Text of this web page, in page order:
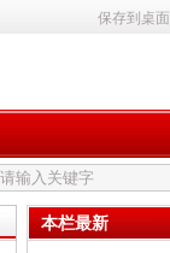
保存到桌面
本栏最新